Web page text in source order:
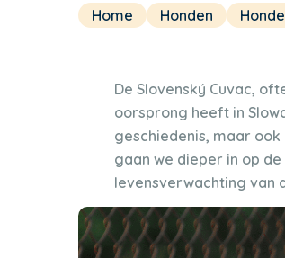
Home Honden
De Slovenský Cuvac,
oorsprong heeft in
geschiedenis, maar
gaan we dieper in op
levensverwachting van